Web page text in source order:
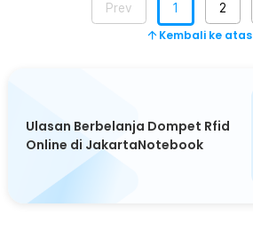
Prev 1 2
Kembali ke atas
Ulasan Berbelanja Dompet Rfid
Online di JakartaNotebook